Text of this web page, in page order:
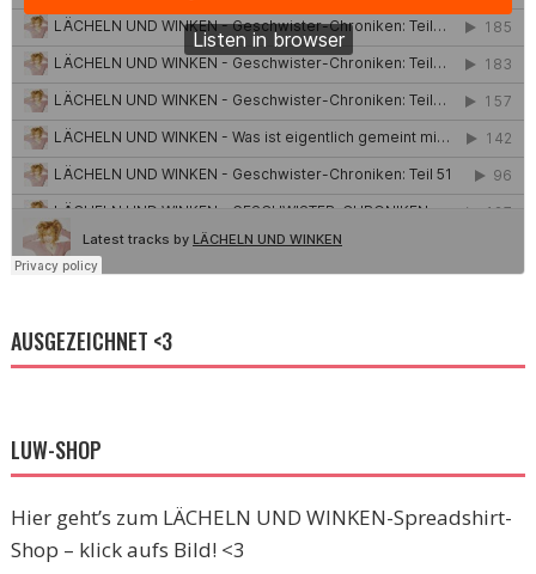
AUSGEZEICHNET <3
LUW-SHOP
Hier geht’s zum LÄCHELN UND WINKEN-Spreadshirt-
Shop – klick aufs Bild! <3